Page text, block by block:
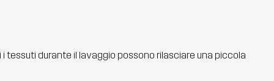
i tessuti durante il lavaggio possono rilasciare una piccola